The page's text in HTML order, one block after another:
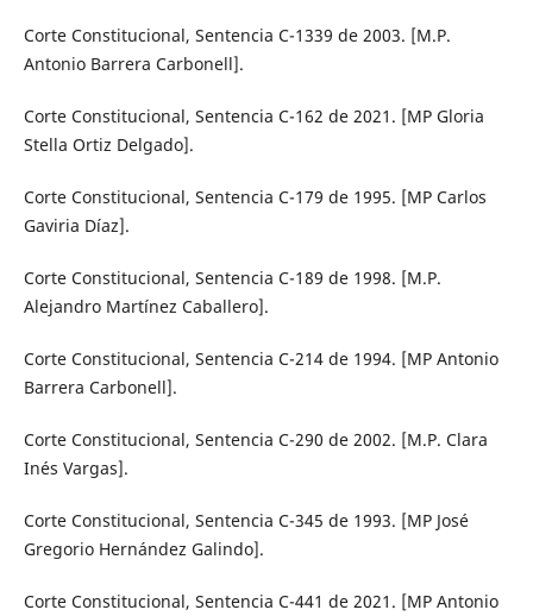
Corte Constitucional, Sentencia C-1339 de 2003. [M.P.
Antonio Barrera Carbonell].
Corte Constitucional, Sentencia C-162 de 2021. [MP Gloria
Stella Ortiz Delgado].
Corte Constitucional, Sentencia C-179 de 1995. [MP Carlos
Gaviria Díaz].
Corte Constitucional, Sentencia C-189 de 1998. [M.P.
Alejandro Martínez Caballero].
Corte Constitucional, Sentencia C-214 de 1994. [MP Antonio
Barrera Carbonell].
Corte Constitucional, Sentencia C-290 de 2002. [M.P. Clara
Inés Vargas].
Corte Constitucional, Sentencia C-345 de 1993. [MP José
Gregorio Hernández Galindo].
Corte Constitucional, Sentencia C-441 de 2021. [MP Antonio